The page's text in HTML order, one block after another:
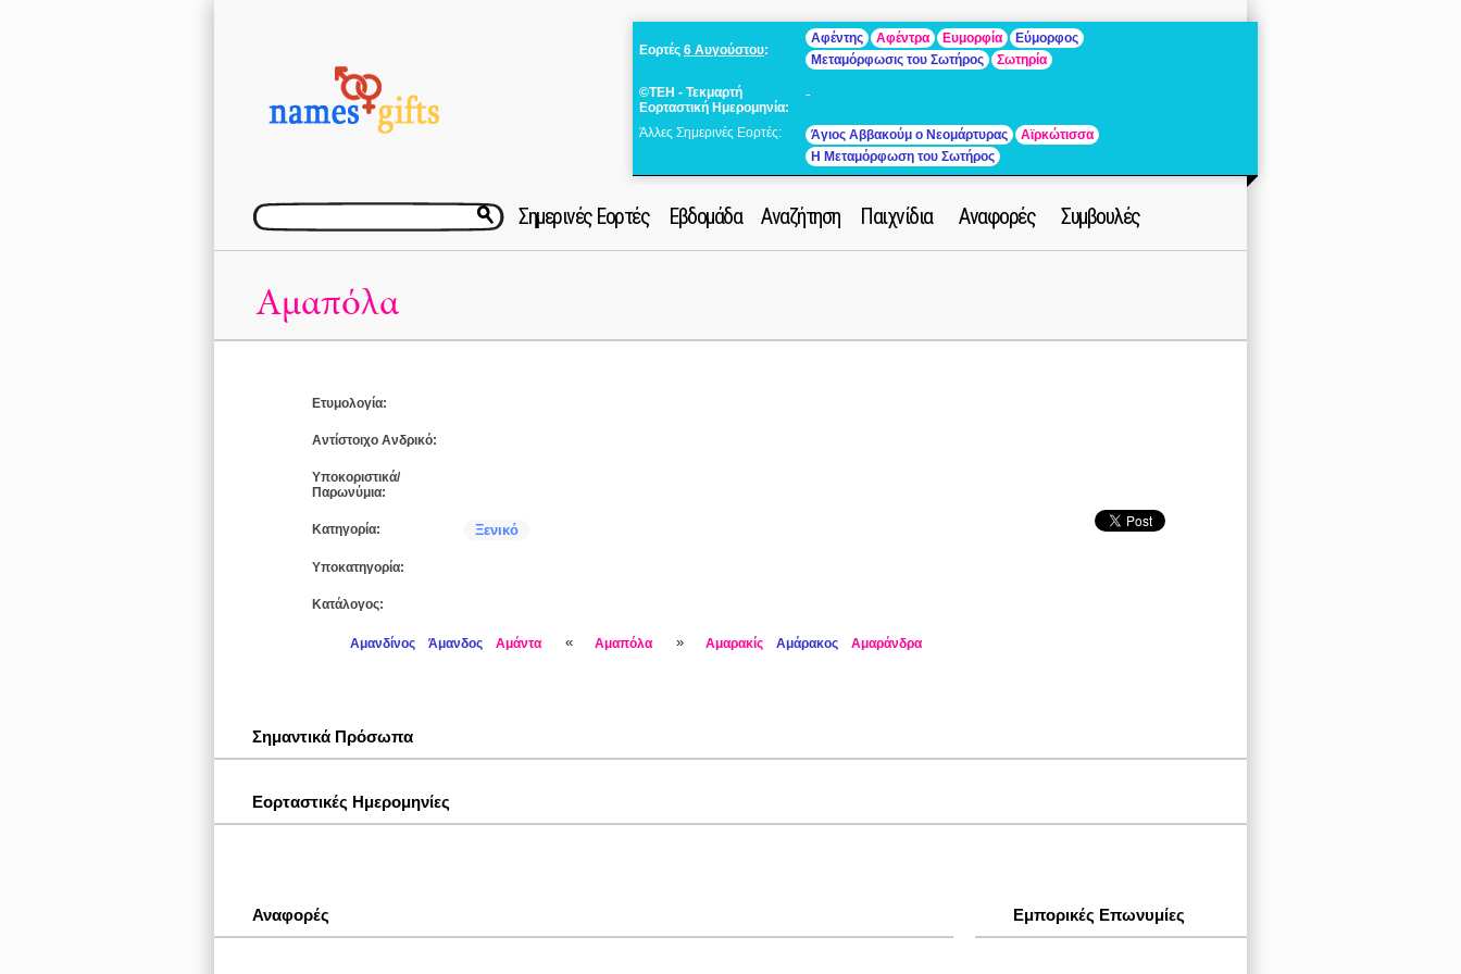
Εορτές 6 Αυγούστου:
Αφέντης Αφέντρα Ευμορφία
Εύμορφος
Μεταμόρφωσις του Σωτήρος
Σωτηρία
©ΤΕΗ - Τεκμαρτή
Εορταστική Ημερομηνία:
-
Άλλες Σημερινές Εορτές: Άγιος Αββακούμ ο Νεομάρτυρας
Αϊρκώτισσα
Η Μεταμόρφωση του Σωτήρος
Σημερινές Εορτές Εβδομάδα Αναζήτηση Παιχνίδια Αναφορές Συμβουλές
Αμαπόλα
Ετυμολογία:
Αντίστοιχο Ανδρικό:
Υποκοριστικά/
Παρωνύμια:
Κατηγορία: Ξενικό
Υποκατηγορία:
Κατάλογος:
Αμανδίνος Άμανδος Αμάντα « Αμαπόλα » Αμαρακίς Αμάρακος Αμαράνδρα
Σημαντικά Πρόσωπα
Εορταστικές Ημερομηνίες
Εμπορικές Επωνυμίες
Αναφορές